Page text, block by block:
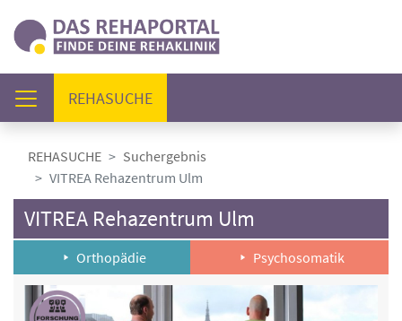
REHASUCHE(AKTUELL)
REHASUCHE
Suchergebnis
VITREA Rehazentrum Ulm
VITREA Rehazentrum Ulm
Orthopädie Psychosomatik